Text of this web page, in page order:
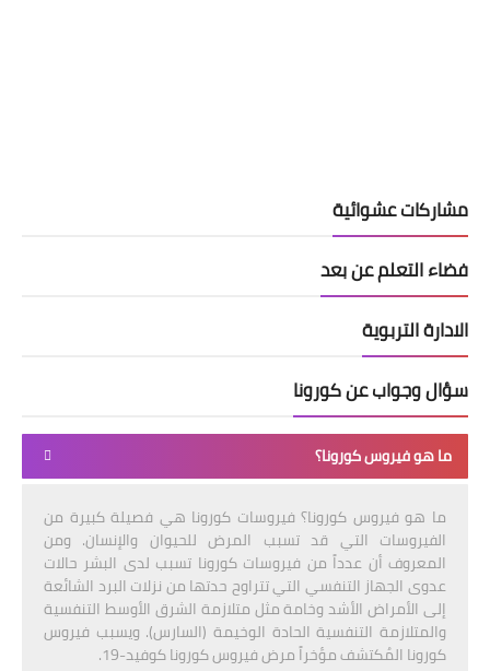
مشاركات عشوائية
فضاء التعلم عن بعد
الادارة التربوية
سؤال وجواب عن كورونا
ما هو فيروس كورونا؟
ما هو فيروس كورونا؟ فيروسات كورونا هي فصيلة كبيرة من
الفيروسات التي قد تسبب المرض للحيوان والإنسان. ومن
المعروف أن عدداً من فيروسات كورونا تسبب لدى البشر حالات
عدوى الجهاز التنفسي التي تتراوح حدتها من نزلات البرد الشائعة
إلى الأمراض الأشد وخامة مثل متلازمة الشرق الأوسط التنفسية
والمتلازمة التنفسية الحادة الوخيمة (السارس). ويسبب فيروس
كورونا المُكتشف مؤخراً مرض فيروس كورونا كوفيد-19.